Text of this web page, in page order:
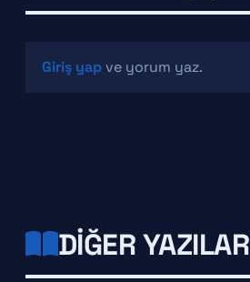
Giriş yapve yorum yaz.
DIĞER YAZILAR